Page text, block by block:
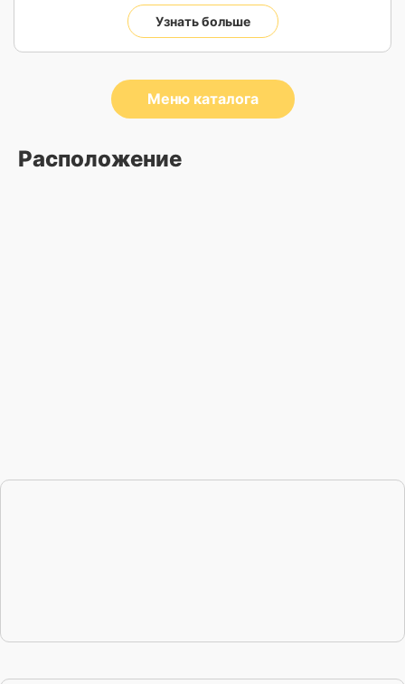
Узнать больше
Меню каталога
Расположение